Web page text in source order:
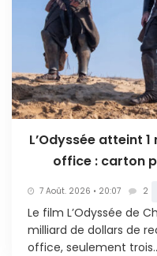
L’Odyssée atteint
office : carton
7 Août. 2026 • 20:07 2
Le film L’Odyssée de
milliard de dollars de
office, seulement